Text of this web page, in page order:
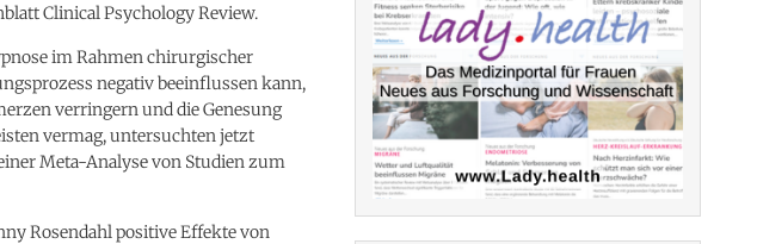
Clinical Psychology Review.
im Rahmen chirurgischer
negativ beeinflussen kann,
verringern und die Genesung
vermag, untersuchten jetzt
Meta-Analyse von Studien zum
Rosendahl positive Effekte von